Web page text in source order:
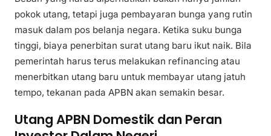
pokok utang, tetapi juga pembayaran bunga yang rutin
masuk dalam pos belanja negara. Ketika suku bunga
tinggi, biaya penerbitan surat utang baru ikut naik. Bila
pemerintah harus terus melakukan refinancing atau
menerbitkan utang baru untuk membayar utang jatuh
tempo, tekanan pada APBN akan semakin besar.
Utang APBN Domestik dan Peran